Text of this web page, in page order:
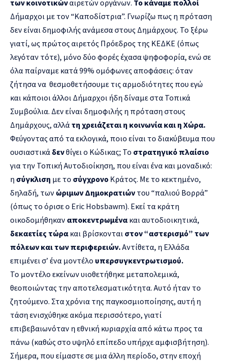
των κοινοτικώναιρετών οργάνων. Το κάναμε πολλοί
Δήμαρχοι με τον “Καποδίστρια”. Γνωρίζω πως η πρόταση
δεν είναι δημοφιλής ανάμεσα στους Δημάρχους. Το ξέρω
γιατί, ως πρώτος αιρετός Πρόεδρος της ΚΕΔΚΕ (όπως
λεγόταν τότε), μόνο δύο φορές έχασα ψηφοφορία, ενώ σε
όλα παίρναμε κατά 99% ομόφωνες αποφάσεις: όταν
ζήτησα να θεσμοθετήσουμε τις αρμοδιότητες που εγώ
και κάποιοι άλλοι Δήμαρχοι ήδη δίναμε στα Τοπικά
Συμβούλια. Δεν είναι δημοφιλής η πρόταση στους
Δημάρχους, αλλά τη χρειάζεται η κοινωνία και η Χώρα.
Φεύγοντας από τα εκλογικά, ποιο είναι το διακύβευμα που
ουσιαστικά δενθίγει ο Κώδικας; Το στρατηγικό πλαίσιο
για την Τοπική Αυτοδιοίκηση, που είναι ένα και μοναδικό:
η σύγκλιση με το σύγχρονο Κράτος. Με το κεκτημένο,
δηλαδή, των ώριμων Δημοκρατιών του “παλιού Βορρά”
(όπως το όρισε ο Eric Hobsbawm). Εκεί τα κράτη
οικοδομήθηκαν αποκεντρωμένα και αυτοδιοικητικά,
δεκαετίες τώρα και βρίσκονται στον “αστερισμό” των
πόλεων και των περιφερειών.Αντίθετα, η Ελλάδα
επιμένει σ’ ένα μοντέλο υπερσυγκεντρωτισμού.
Το μοντέλο εκείνων υιοθετήθηκε μεταπολεμικά,
θεοποιώντας την αποτελεσματικότητα. Αυτό ήταν το
ζητούμενο. Στα χρόνια της παγκοσμιοποίησης, αυτή η
τάση ενισχύθηκε ακόμα περισσότερο, γιατί
επιβεβαιωνόταν η εθνική κυριαρχία από κάτω προς τα
πάνω (καθώς στο υψηλό επίπεδο υπήρχε αμφισβήτηση).
Σήμερα, που είμαστε σε μια άλλη περίοδο, στην εποχή